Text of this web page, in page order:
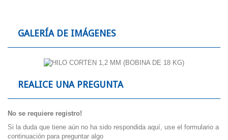
GALERÍA DE IMÁGENES
REALICE UNA PREGUNTA
No se requiere registro!
Si la duda que tiene aún no ha sido respondida aquí, use el formulario a
continuación para preguntar algo